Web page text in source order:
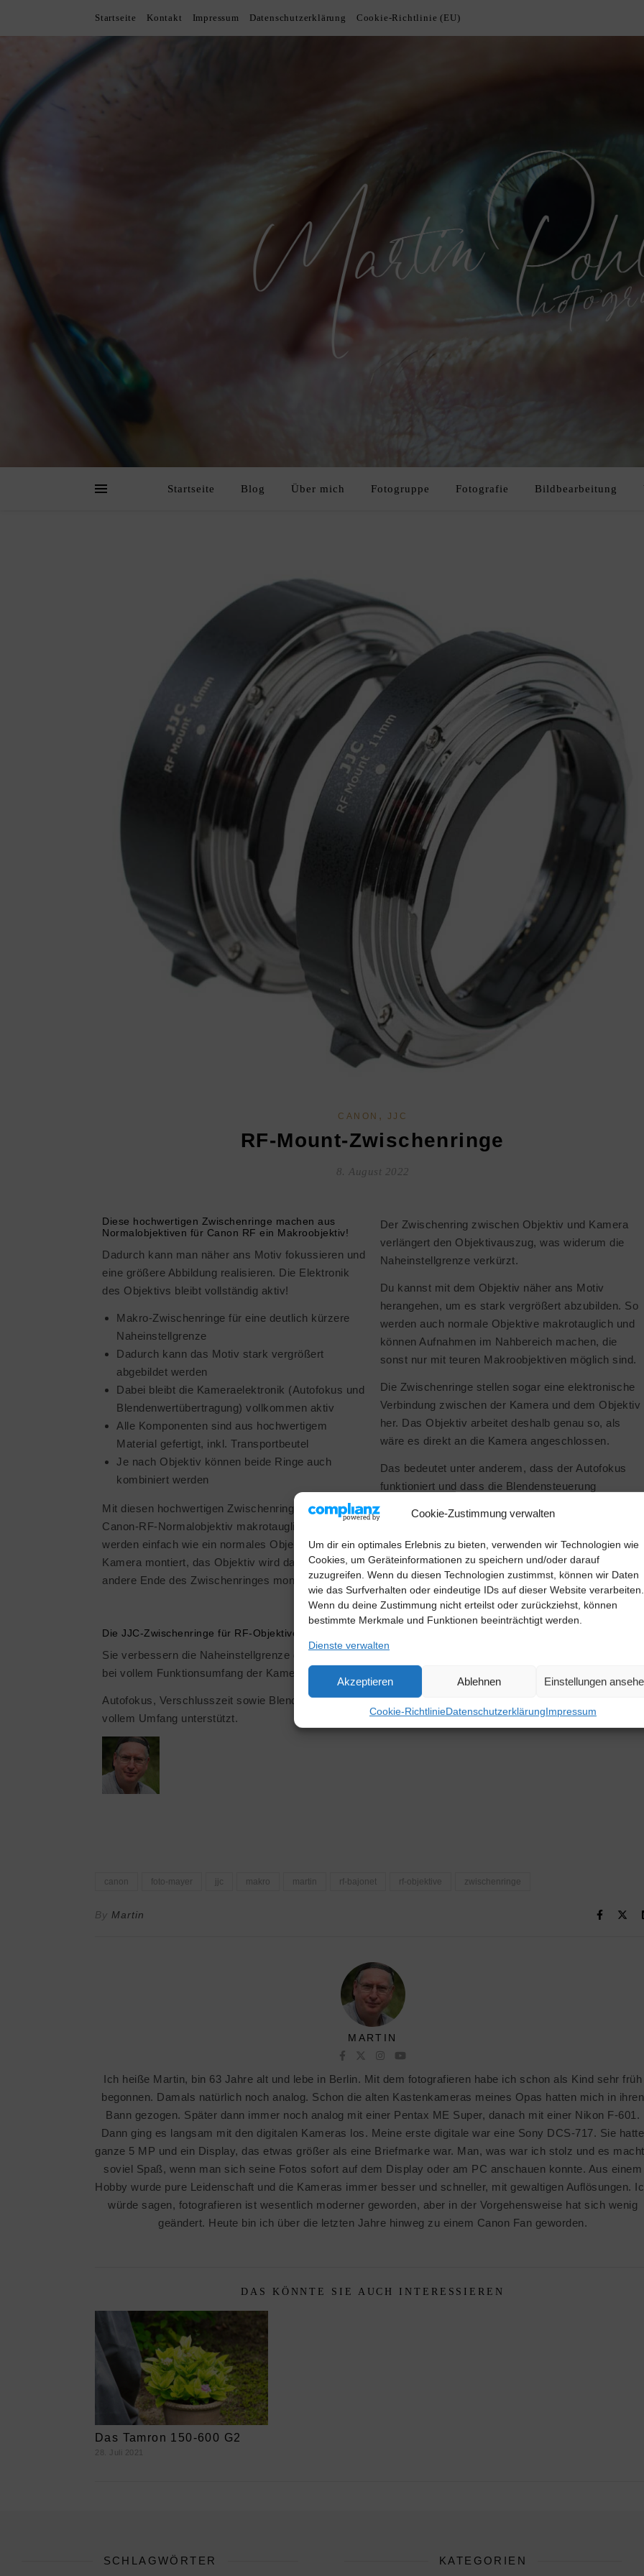
Cookie-Zustimmung verwalten
Um dir ein optimales Erlebnis zu bieten, verwenden wir Technologien wie
Cookies, um Geräteinformationen zu speichern und/oder darauf
zuzugreifen. Wenn du diesen Technologien zustimmst, können wir Daten
wie das Surfverhalten oder eindeutige IDs auf dieser Website verarbeiten.
Wenn du deine Zustimmung nicht erteilst oder zurückziehst, können
bestimmte Merkmale und Funktionen beeinträchtigt werden.
Dienste verwalten
Akzeptieren Ablehnen Einstellungen
Cookie-RichtlinieDatenschutzerklärungImpressum
Startseite Kontakt Impressum Datenschutzerklärung Cookie-Richtlinie (EU)
Startseite Blog Über mich Fotogruppe Fotografie Bildbearbeitung
CANON , JJC
RF-Mount-Zwischenringe
8. August 2022
Diese hochwertigen Zwischenringe machen aus
Normalobjektiven für Canon RF ein Makroobjektiv!
Dadurch kann man näher ans Motiv fokussieren und
eine größere Abbildung realisieren. Die Elektronik
des Objektivs bleibt vollständig aktiv!
Makro-Zwischenringe für eine deutlich kürzere
Naheinstellgrenze
Dadurch kann das Motiv stark vergrößert
abgebildet werden
Dabei bleibt die Kameraelektronik (Autofokus und
Blendenwertübertragung) vollkommen aktiv
Alle Komponenten sind aus hochwertigem
Material gefertigt, inkl. Transportbeutel
Je nach Objektiv können beide Ringe auch
kombiniert werden
Mit diesen hochwertigen Zwischenringen wird ein
Canon-RF-Normalobjektiv makrotauglich. Die Ringe
werden einfach wie ein normales Objektiv an der
Kamera montiert, das Objektiv wird dann auf das
andere Ende des Zwischenringes montiert.
Der Zwischenring zwischen Objektiv und Kamera
verlängert den Objektivauszug, was widerum die
Naheinstellgrenze verkürzt.
Du kannst mit dem Objektiv näher ans Motiv
herangehen, um es stark vergrößert abzubilden. So
werden auch normale Objektive makrotauglich und
können Aufnahmen im Nahbereich machen, die
sonst nur mit teuren Makroobjektiven möglich sind.
Die Zwischenringe stellen sogar eine elektronische
Verbindung zwischen der Kamera und dem Objektiv
her. Das Objektiv arbeitet deshalb genau so, als
wäre es direkt an die Kamera angeschlossen.
Das bedeutet unter anderem, dass der Autofokus
funktioniert und dass die Blendensteuerung
übertragen wird. Das angeschlossene Objektiv lässt
sich also in allen Aufnahmemodi beinahe
uneingeschränkt einsetzen.
Die JJC-Zwischenringe für RF-Objektive
Sie verbessern die Naheinstellgrenze des Objektivs
bei vollem Funktionsumfang der Kameraelektronik.
Autofokus, Verschlusszeit sowie Blende werden in
vollem Umfang unterstützt.
canon foto-mayer jjc makro martin rf-bajonet rf-objektive zwischenringe
By Martin
MARTIN
Ich heiße Martin, bin 63 Jahre alt und lebe in Berlin. Mit dem fotografieren habe ich schon als Kind sehr früh
begonnen. Damals natürlich noch analog. Schon die alten Kastenkameras meines Opas hatten mich in ihren
Bann gezogen. Später dann immer noch analog mit einer Pentax ME Super, danach mit einer Nikon F-601.
Dann ging es langsam mit den digitalen Kameras los. Meine erste digitale war eine Sony DCS-717. Sie hatte
ganze 5 MP und ein Display, das etwas größer als eine Briefmarke war. Man, was war ich stolz und es
soviel Spaß, wenn man sich seine Fotos sofort auf dem Display oder am PC anschauen konnte. Aus einem
Hobby wurde pure Leidenschaft und die Kameras immer besser und schneller, mit gewaltigen Auflösungen.
würde sagen, fotografieren ist wesentlich moderner geworden, aber in der Vorgehensweise hat sich wenig
geändert. Heute bin ich über die letzten Jahre hinweg zu einem Canon Fan geworden.
DAS KÖNNTE SIE AUCH INTERESSIEREN
Das Tamron 150-600 G2
28. Juli 2021
SCHLAGWÖRTER KATEGORIEN